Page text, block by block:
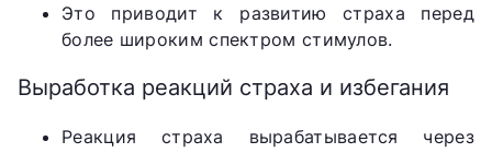
Это приводит к развитию страха перед
более широким спектром стимулов.
Выработка реакций страха и избегания
Реакция страха вырабатывается через